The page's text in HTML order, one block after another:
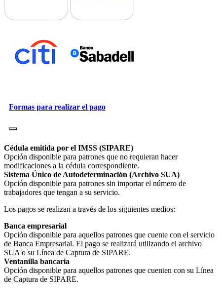
Formas para realizar el pago
Cédula emitida por el IMSS (SIPARE)
Opción disponible para patrones que no requieran hacer
modificaciones a la cédula correspondiente.
Sistema Único de Autodeterminación (Archivo SUA)
Opción disponible para patrones sin importar el número de
trabajadores que tengan a su servicio.
Los pagos se realizan a través de los siguientes medios:
Banca empresarial
Opción disponible para aquellos patrones que cuente con el servicio
de Banca Empresarial. El pago se realizará utilizando el archivo
SUA o su Línea de Captura de SIPARE.
Ventanilla bancaria
Opción disponible para aquellos patrones que cuenten con su Línea
de Captura de SIPARE.